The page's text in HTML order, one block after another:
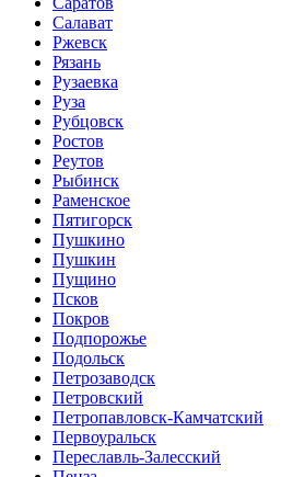
Салават
Ржевск
Рязань
Рузаевка
Руза
Рубцовск
Ростов
Реутов
Рыбинск
Раменское
Пятигорск
Пушкино
Пушкин
Пущино
Псков
Покров
Подпорожье
Подольск
Петрозаводск
Петровский
Петропавловск-Камчатский
Первоуральск
Переславль-Залесский